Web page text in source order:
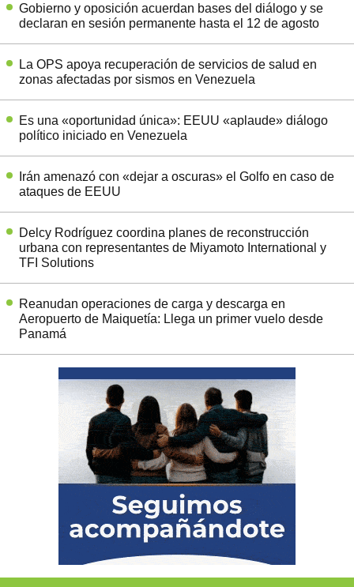
Gobierno y oposición acuerdan bases del diálogo y se
declaran en sesión permanente hasta el 12 de agosto
La OPS apoya recuperación de servicios de salud en
zonas afectadas por sismos en Venezuela
Es una «oportunidad única»: EEUU «aplaude» diálogo
político iniciado en Venezuela
Irán amenazó con «dejar a oscuras» el Golfo en caso de
ataques de EEUU
Delcy Rodríguez coordina planes de reconstrucción
urbana con representantes de Miyamoto International y
TFI Solutions
Reanudan operaciones de carga y descarga en
Aeropuerto de Maiquetía: Llega un primer vuelo desde
Panamá